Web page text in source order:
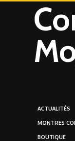
ACTUALITÉS
MONTRES
BOUTIQUE